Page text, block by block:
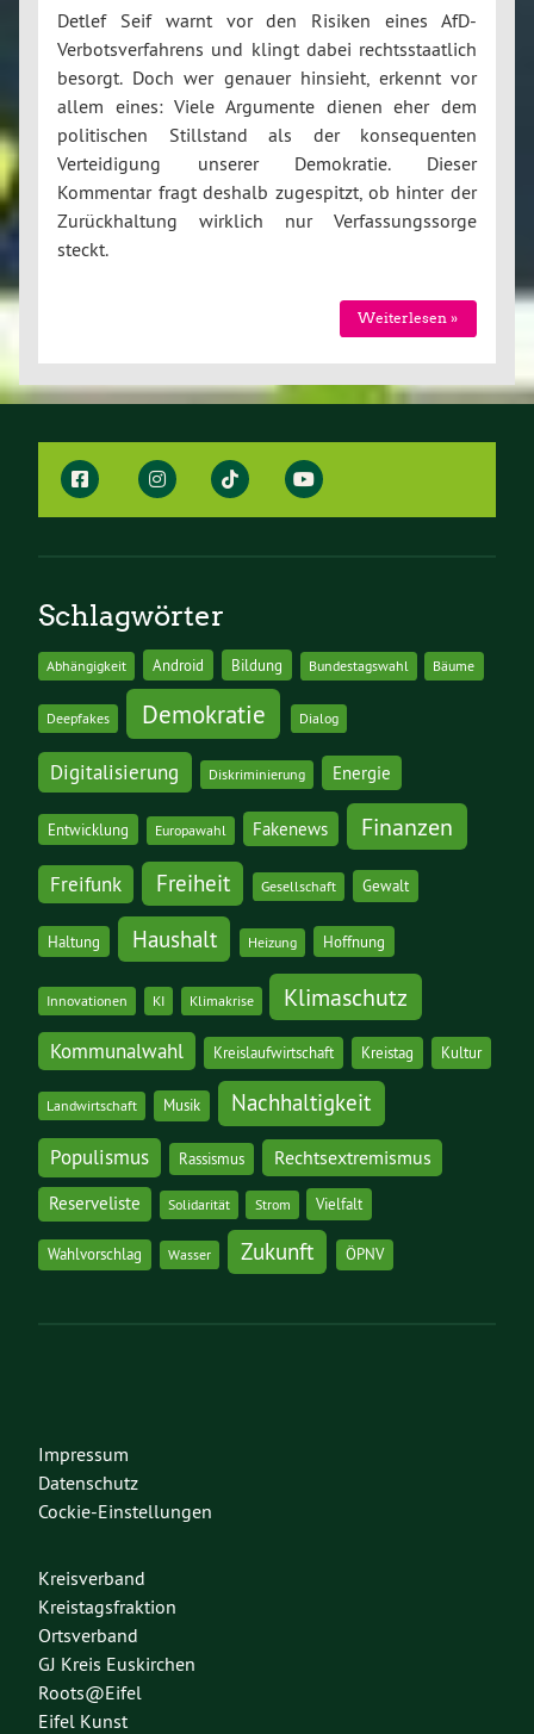
Detlef Seif warnt vor den Risiken eines AfD-
Verbotsverfahrens und klingt dabei rechtsstaatlich
besorgt. Doch wer genauer hinsieht, erkennt vor
allem eines: Viele Argumente dienen eher dem
politischen Stillstand als der konsequenten
Verteidigung unserer Demokratie. Dieser
Kommentar fragt deshalb zugespitzt, ob hinter der
Zurückhaltung wirklich nur Verfassungssorge
steckt.
Weiterlesen »
Schlagwörter
Abhängigkeit Android Bildung Bundestagswahl Bäume
Deepfakes Demokratie Dialog
Digitalisierung Diskriminierung Energie
Entwicklung Europawahl Fakenews Finanzen
Freifunk Freiheit Gesellschaft Gewalt
Haltung Haushalt Heizung Hoffnung
Innovationen KI Klimakrise Klimaschutz
Kommunalwahl Kreislaufwirtschaft Kreistag Kultur
Landwirtschaft Musik Nachhaltigkeit
Populismus Rassismus Rechtsextremismus
Reserveliste Solidarität Strom Vielfalt
Wahlvorschlag Wasser Zukunft ÖPNV
Impressum
Datenschutz
Cockie-Einstellungen
Kreisverband
Kreistagsfraktion
Ortsverband
GJ Kreis Euskirchen
Roots@Eifel
Eifel Kunst